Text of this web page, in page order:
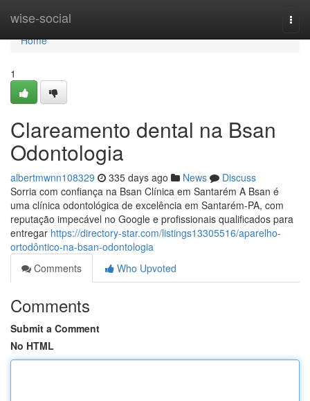
wise-social
Home
Home
1
Clareamento dental na Bsan
Odontologia
albertmwnn108329 335 days ago News
Discuss
Sorria com confiança na Bsan Clínica em Santarém A Bsan é
uma clínica odontológica de excelência em Santarém-PA, com
reputação impecável no Google e profissionais qualificados para
entregar https://directory-star.com/listings13305516/aparelho-
ortodôntico-na-bsan-odontologia
Comments
Who Upvoted
Comments
Submit a Comment
No HTML